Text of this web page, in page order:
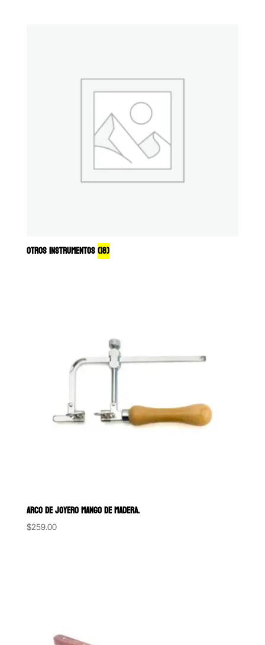
OTROS INSTRUMENTOS(18)
ARCO DE JOYERO MANGO DE MADERA.
$259.00